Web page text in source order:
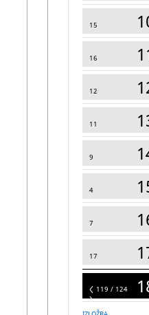
15
16
12
11
9
4
7
17
124119 / 124